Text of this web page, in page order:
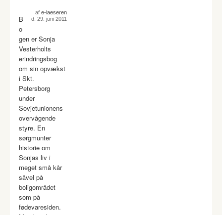
af e-laeseren
d. 29. juni 2011
B
o
gen er Sonja
Vesterholts
erindringsbog
om sin opvækst
i Skt.
Petersborg
under
Sovjetunionens
overvågende
styre. En
sørgmunter
historie om
Sonjas liv i
meget små kår
såvel på
boligområdet
som på
fødevaresiden.